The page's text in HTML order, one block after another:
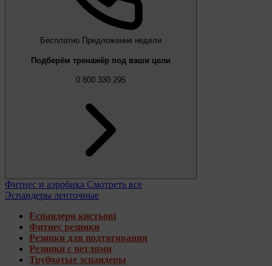
Бесплатно Предложение недели
Подберём тренажёр под ваши цели
0 800 330 295
Фитнес и аэробика Смотреть все
Эспандеры ленточные
Еспандери кистьові
Фитнес резинки
Резинки для подтягивания
Резинки с петлями
Трубчатые эспандеры